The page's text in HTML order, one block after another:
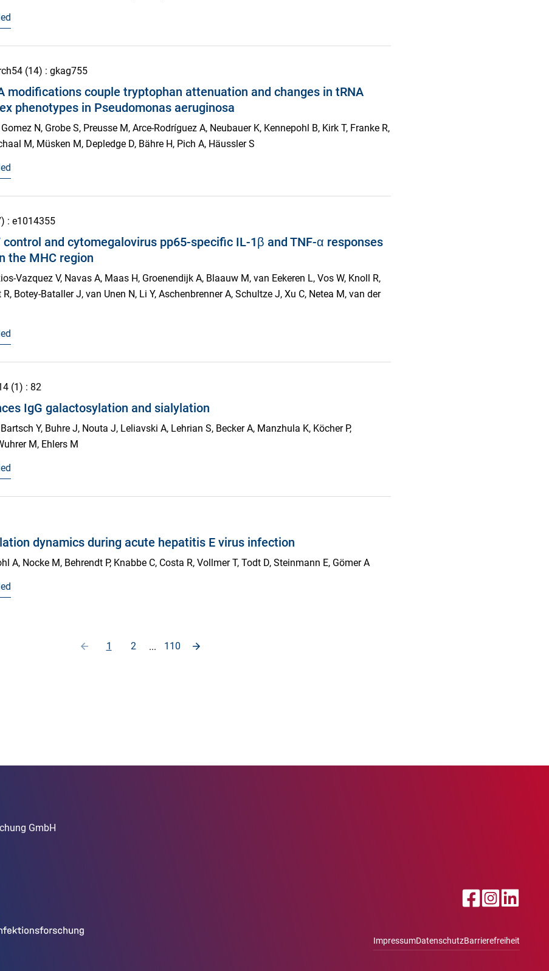
54 (14) : gkag755
modifications couple tryptophan attenuation and changes in tRNA
phenotypes in Pseudomonas aeruginosa
N, Grobe S, Preusse M, Arce-Rodríguez A, Neubauer K, Kennepohl B, Kirk T, Franke R,
M, Müsken M, Depledge D, Bähre H, Pich A, Häussler S
: e1014355
and cytomegalovirus pp65-specific IL-1β and TNF-α responses
the MHC region
Vazquez V, Navas A, Maas H, Groenendijk A, Blaauw M, van Eekeren L, Vos W, Knoll R,
Botey-Bataller J, van Unen N, Li Y, Aschenbrenner A, Schultze J, Xu C, Netea M, van der
(1) : 82
IgG galactosylation and sialylation
Y, Buhre J, Nouta J, Leliavski A, Lehrian S, Becker A, Manzhula K, Köcher P,
M, Ehlers M
dynamics during acute hepatitis E virus infection
A, Nocke M, Behrendt P, Knabbe C, Costa R, Vollmer T, Todt D, Steinmann E, Gömer A
1 2 ... 110
GmbH
ImpressumDatenschutzBarrierefreiheit